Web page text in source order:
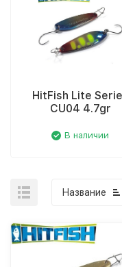
HitFish Lite
CU04 4.7gr
В наличии
Название